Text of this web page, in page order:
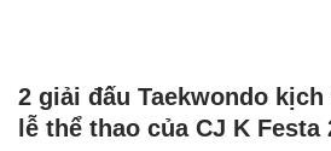
2 giải đấu Taekwondo
lễ thể thao của CJ K Festa